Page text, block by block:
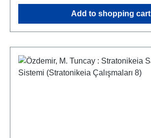
Add to shopping cart